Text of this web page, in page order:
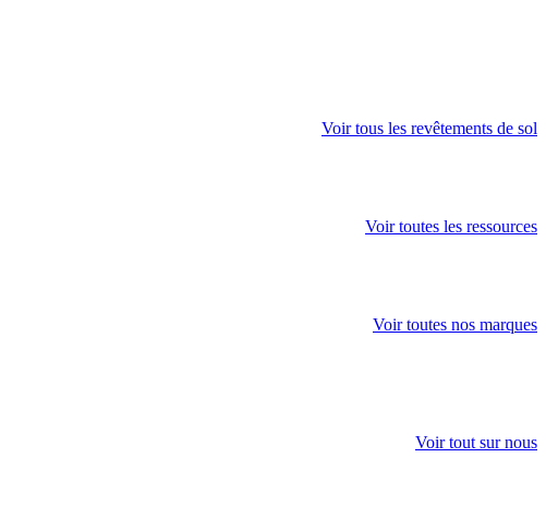
Voir tous les revêtements de sol
Voir toutes les ressources
Voir toutes nos marques
Voir tout sur nous